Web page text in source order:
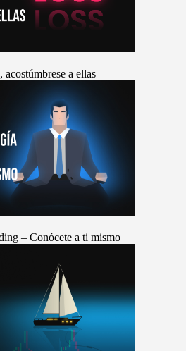
acostúmbrese a ellas
– Conócete a ti mismo